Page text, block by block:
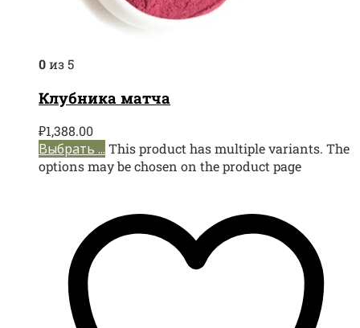
0из 5
Клубника матча
₽1,388.00
Выбрать ... This product has multiple variants. The
options may be chosen on the product page